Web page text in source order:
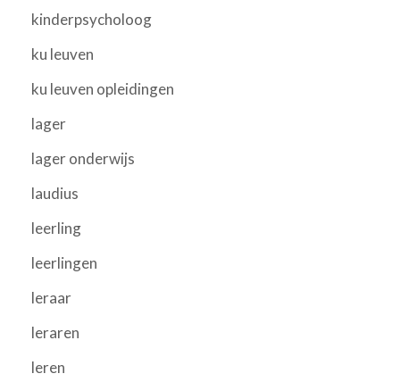
kinderpsycholoog
ku leuven
ku leuven opleidingen
lager
lager onderwijs
laudius
leerling
leerlingen
leraar
leraren
leren